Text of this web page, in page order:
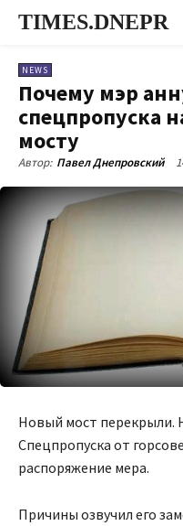
TIMES.DNEPR
NEWS
Почему мэр
спецпропуска
мосту
Автор: Павел Днепровский
Новый мост перекрыли.
Спецпропуска от
распоряжение мера.
Причины озвучил его